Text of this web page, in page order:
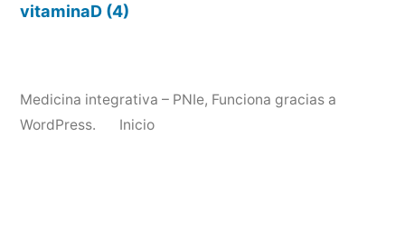
vitaminaD (4)
Medicina integrativa – PNIe, Funciona gracias a
WordPress.
Inicio